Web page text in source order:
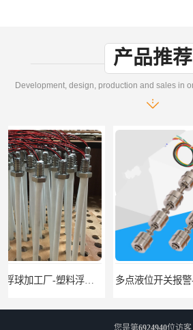
产品推荐
多点液位开关报警-液位开关公司-柏奥
您是第6924940位访客